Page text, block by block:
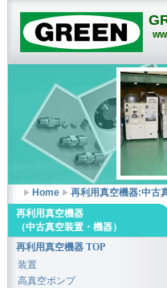
Home 再利用真空機器:中古
再利用真空機器
（中古真空装置・機器）
再利用真空機器 TOP
装置
高真空ポンプ